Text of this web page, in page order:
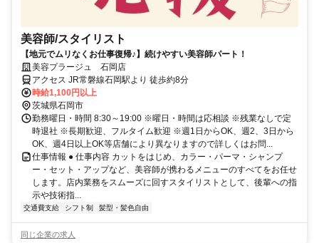
美容師/スタイリスト
【地元でムリなくお仕事復帰♪】続けやすい美容師パート！
美容プラージュ 石岡店
アクセス JR常磐線石岡駅より 徒歩約8分
時給1,100円以上
茨城県石岡市
勤務曜日・時間 8:30～19:00 ※曜日・時間は応相談 ※残業なしで定
時退社 ※長期歓迎、フルタイム歓迎 ※週1日からOK、週2、3日から
OK、週4日以上OK等店舗により異なりますので詳しくはお問...
仕事情報 ● 仕事内容 カットをはじめ、カラー・パーマ・シャンプ
ー・セット・アップなど、美容師が携わるメニューのすべてをお任せ
します。店内業務をスムーズに回すスタイリストとして、後輩への指
示や技術指...
交通費支給 シフト制 髪型・髪色自由
同じ企業の求人